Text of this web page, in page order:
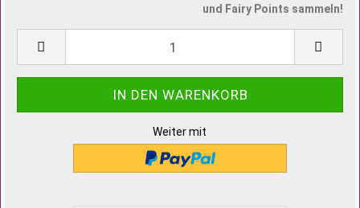
und Fairy Points sammeln!
Weiter mit